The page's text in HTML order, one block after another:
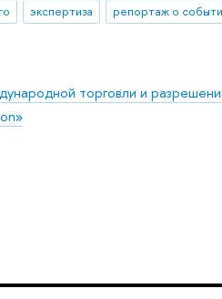
экспертиза репортаж о
торговли и